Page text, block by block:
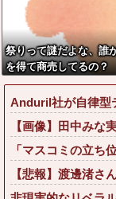
にブチギレｗｗ
祭りって謎だよな、誰
を得て商売してるの？
Anduril社が自律型
【画像】田中みな
「マスコミの立ち
【悲報】渡邊渚さ